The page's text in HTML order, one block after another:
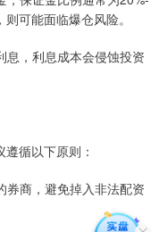
可能面临爆仓风险。
息，利息成本会侵蚀投资
循以下原则：
券商，避免掉入非法配资